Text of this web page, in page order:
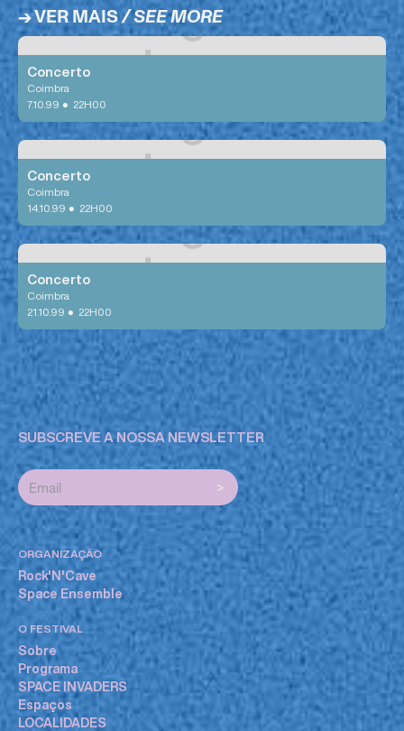
→ VER MAIS/ SEE MORE
ZZZZZZZZZZZZZZZZZP!
Concerto
Coimbra
7.10.99 • 22H00
ALBRECHT LOOPS E EDUARDO SILVA
Concerto
Coimbra
14.10.99 • 22H00
STEALING ORCHESTRA
Concerto
Coimbra
21.10.99 • 22H00
SUBSCREVE A NOSSA NEWSLETTER
ORGANIZAÇÃO
Rock'N'Cave
Space Ensemble
O FESTIVAL
Sobre
Programa
SPACE INVADERS
Espaços
LOCALIDADES